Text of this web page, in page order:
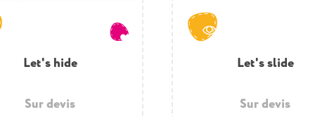
Let's hide
Sur devis
Let's slide
Sur devis
crawl the tunnel
Sur devis
Meuble de jeu eau et